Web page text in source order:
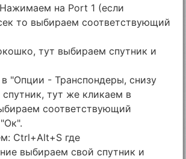
на Port 1 (если
то выбираем соответствующий
тут выбираем спутник и
"Опции - Транспондеры, снизу
тут же кликаем в
соответствующий
Ctrl+Alt+S где
выбираем свой спутник и